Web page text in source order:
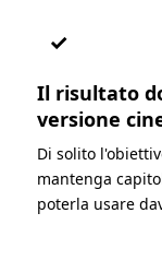
✓
Il risultato
versione
Di solito
mantenga
poterla usare